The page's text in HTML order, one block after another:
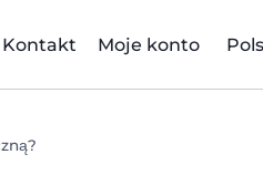
Kontakt Moje konto